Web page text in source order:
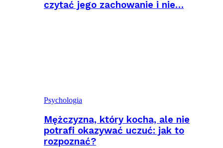
czytać jego zachowanie i nie…
Psychologia
Mężczyzna, który kocha, ale nie
potrafi okazywać uczuć: jak to
rozpoznać?